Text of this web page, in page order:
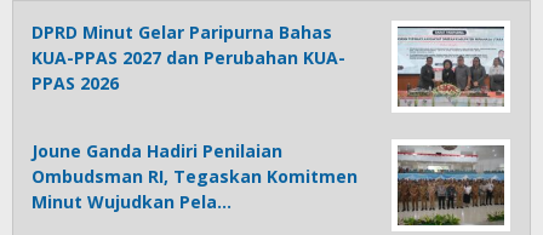
DPRD Minut Gelar Paripurna Bahas
KUA-PPAS 2027 dan Perubahan KUA-
PPAS 2026
Joune Ganda Hadiri Penilaian
Ombudsman RI, Tegaskan Komitmen
Minut Wujudkan Pela…